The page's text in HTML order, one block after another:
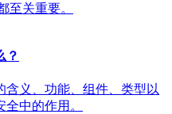
至关重要。
？
义、功能、组件、类型以
中的作用。